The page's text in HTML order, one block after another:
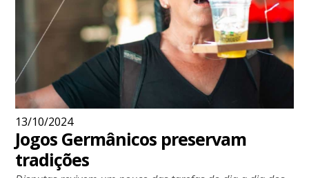
13/10/2024
Jogos Germânicos preservam
tradições